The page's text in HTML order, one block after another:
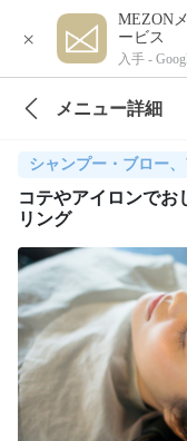
×
MEZON
ービス
入手 -
メニュー詳細
シャンプー・ブロー
コテやアイロンでお
リング